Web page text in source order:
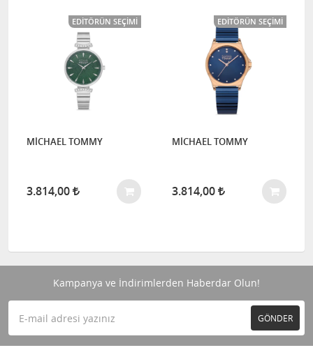
EDITÖRÜN SEÇIMI
MİCHAEL TOMMY
3.814,00
EDITÖRÜN SEÇIMI
MİCHAEL TOMMY
3.814,00
Kampanya ve İndirimlerden Haberdar Olun!
GÖNDER